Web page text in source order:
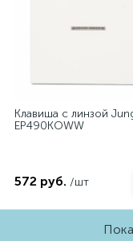
Клавиша с линзой
EP490KOWW
572 руб. /шт